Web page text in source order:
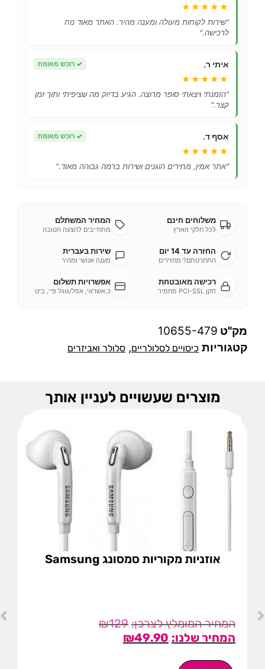
★★★★★
"שירות לקוחות מעולה ומענה מהיר. האתר מאוד נוח
לרכישה."
איתי ר. ✓ רוכש מאומת
★★★★★
"הזמנתי ויצאתי סופר מרוצה. הגיע בדיוק מה שציפיתי ותוך זמן
קצר."
אסף ד. ✓ רוכש מאומת
★★★★★
"אתר אמין, מחירים הוגנים ושירות ברמה גבוהה מאוד."
משלוחים חינם
לכל חלקי הארץ
המחיר המשתלם
מתחייבים להצעה הטובה
החזרה עד 14 יום
התחרטתם? מחזירים
שירות בעברית
מענה אנושי ומהיר
רכישה מאובטחת
תקן PCI-SSL מחמיר
אפשרויות תשלום
כ.אשראי, אפל/גוגל פיי, ביט
מק"ט 10655-479
קטגוריות כיסויים לסלולריים, סלולר ואביזרים
מוצרים שעשויים לעניין אותך
אוזניות מקוריות סמסונג Samsung
₪129
₪49.90